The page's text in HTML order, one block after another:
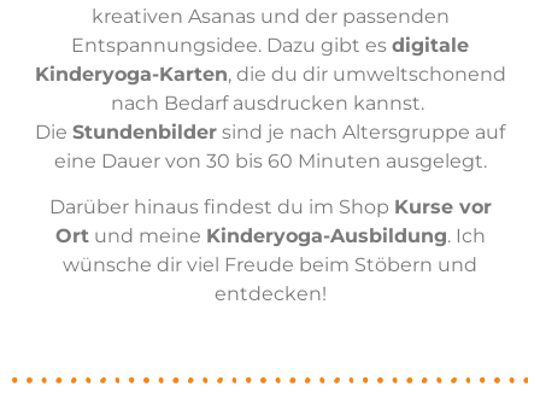
kreativen Asanas und der passenden
Entspannungsidee. Dazu gibt es digitale
Kinderyoga-Karten, die du dir umweltschonend
nach Bedarf ausdrucken kannst.
Die Stundenbilder sind je nach Altersgruppe auf
eine Dauer von 30 bis 60 Minuten ausgelegt.
Darüber hinaus findest du im Shop Kurse vor
Ortund meine Kinderyoga-Ausbildung. Ich
wünsche dir viel Freude beim Stöbern und
entdecken!